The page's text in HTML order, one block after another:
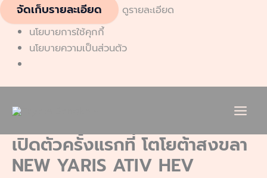
จัดเก็บรายละเอียด
ดูรายละเอียด
นโยบายการใช้คุกกี้
นโยบายความเป็นส่วนตัว
เปิดตัวครั้งแรกที่ โตโยต้าสงขลา
NEW YARIS ATIV HEV